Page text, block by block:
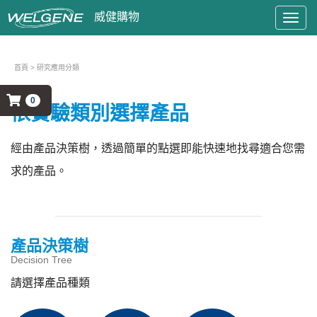
0
首頁 > 研究應用分類
依實驗類別選擇產品
經由產品決策樹，透過簡單的點選即能快速地找尋適合您需
求的產品。
產品決策樹
Decision Tree
請選擇產品種類